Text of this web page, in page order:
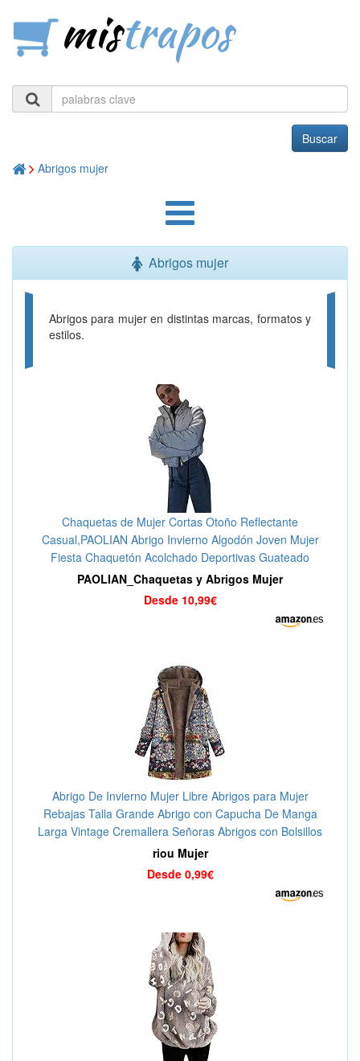
mistrapos
Buscar
Abrigos mujer
Abrigos mujer
Abrigos para mujer en distintas marcas, formatos y
estilos.
Chaquetas de Mujer Cortas Otoño Reflectante
Casual,PAOLIAN Abrigo Invierno Algodón Joven Mujer
Fiesta Chaquetón Acolchado Deportivas Guateado
Elegantes Moda Vestir Adolescente
PAOLIAN_Chaquetas y Abrigos Mujer
Desde 10,99€
Abrigo De Invierno Mujer Libre Abrigos para Mujer
Rebajas Talla Grande Abrigo con Capucha De Manga
Larga Vintage Cremallera Señoras Abrigos con Bolsillos
Gruesos De Lana riou
riou Mujer
Desde 0,99€